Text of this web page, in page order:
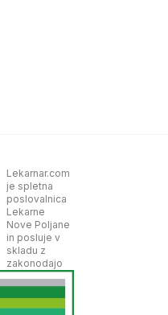
Lekarnar.com
je spletna
poslovalnica
Lekarne
Nove Poljane
in posluje v
skladu z
zakonodajo